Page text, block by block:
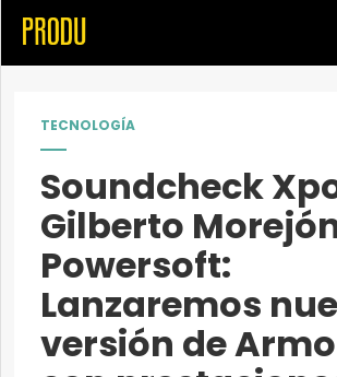
TECNOLOGÍA
Soundcheck
Gilberto
Powersoft:
Lanzaremos
versión de